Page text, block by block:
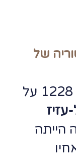
של
המבצר הוקם בשנת 1228 על
עזיז
הייתה